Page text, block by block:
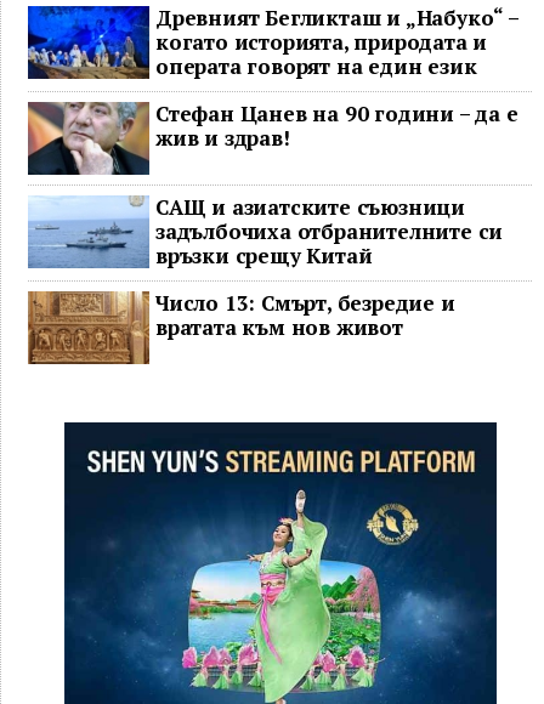
Древният Бегликташ и „Набуко“ –
когато историята, природата и
операта говорят на един език
Стефан Цанев на 90 години – да е
жив и здрав!
САЩ и азиатските съюзници
задълбочиха отбранителните си
връзки срещу Китай
Число 13: Смърт, безредие и
вратата към нов живот